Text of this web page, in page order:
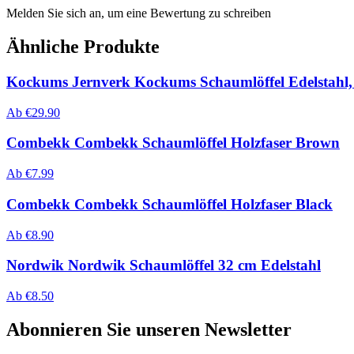
Melden Sie sich an, um eine Bewertung zu schreiben
Ähnliche Produkte
Kockums Jernverk Kockums Schaumlöffel Edelstahl,
Ab €29.90
Combekk Combekk Schaumlöffel Holzfaser Brown
Ab €7.99
Combekk Combekk Schaumlöffel Holzfaser Black
Ab €8.90
Nordwik Nordwik Schaumlöffel 32 cm Edelstahl
Ab €8.50
Abonnieren Sie unseren Newsletter